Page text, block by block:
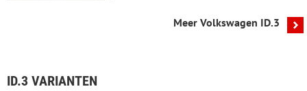
Meer Volkswagen ID.3
ID.3 VARIANTEN